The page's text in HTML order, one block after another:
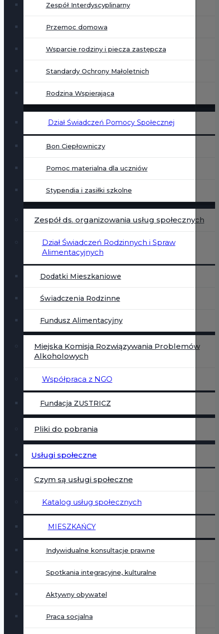
Zespół Interdyscyplinarny
Przemoc domowa
Wsparcie rodziny i piecza zastępcza
Standardy Ochrony Małoletnich
Rodzina Wspierająca
Dział Świadczeń Pomocy Społecznej
Bon Ciepłowniczy
Pomoc materialna dla uczniów
Stypendia i zasiłki szkolne
Zespół ds. organizowania usług społecznych
Dział Świadczeń Rodzinnych i Spraw
Alimentacyjnych
Dodatki Mieszkaniowe
Świadczenia Rodzinne
Fundusz Alimentacyjny
Miejska Komisja Rozwiązywania Problemów
Alkoholowych
Współpraca z NGO
Fundacja ZUSTRICZ
Pliki do pobrania
Usługi społeczne
Czym są usługi społeczne
Katalog usług społecznych
MIESZKAŃCY
Indywidualne konsultacje prawne
Spotkania integracyjne, kulturalne
Aktywny obywatel
Praca socjalna